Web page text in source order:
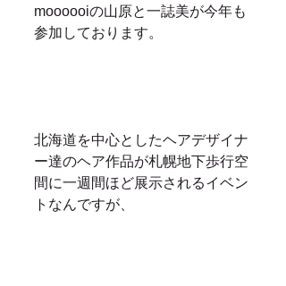
moooooiの山原と一誌美が今年も
参加しております。
北海道を中心としたヘアデザイナ
ー達のヘア作品が札幌地下歩行空
間に一週間ほど展示されるイベン
トなんですが、